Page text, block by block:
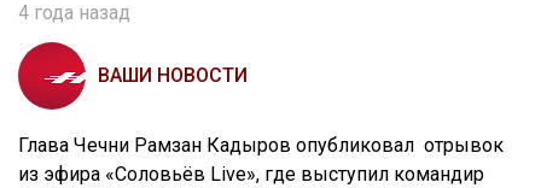
4 года назад
ВАШИ НОВОСТИ
Глава Чечни Рамзан Кадыров опубликовал отрывок
из эфира «Соловьёв Live», где выступил командир